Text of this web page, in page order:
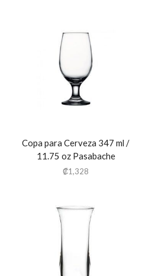
Copa para Cerveza 347 ml /
11.75 oz Pasabache
₡1,328